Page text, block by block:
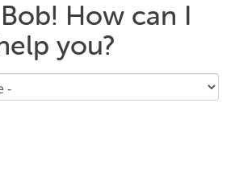
How can I
you?